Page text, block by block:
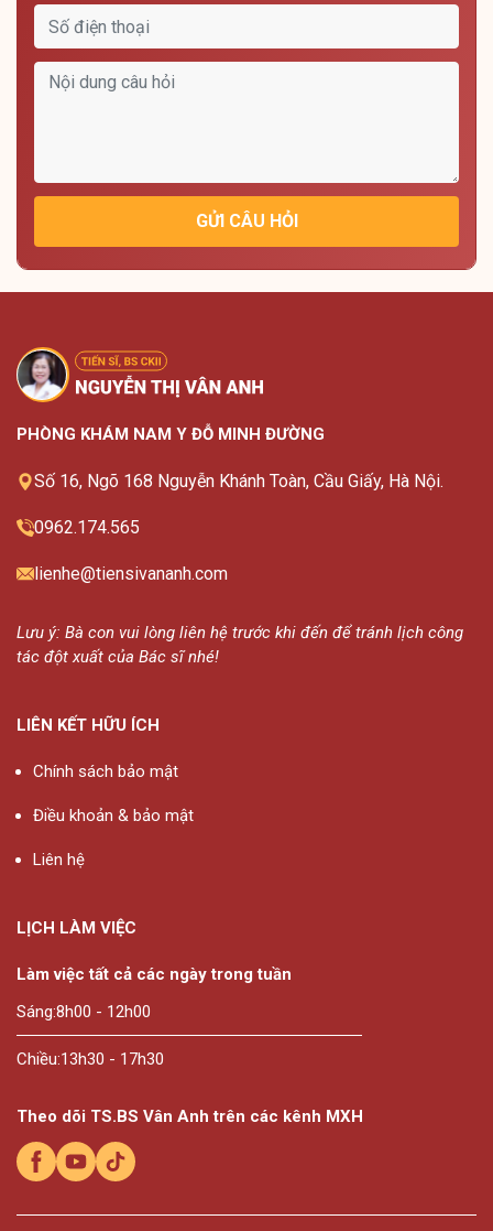
GỬI CÂU HỎI
PHÒNG KHÁM NAM Y ĐỖ MINH ĐƯỜNG
Số 16, Ngõ 168 Nguyễn Khánh Toàn, Cầu Giấy, Hà Nội.
0962.174.565
lienhe@tiensivananh.com
Lưu ý: Bà con vui lòng liên hệ trước khi đến để tránh lịch công
tác đột xuất của Bác sĩ nhé!
LIÊN KẾT HỮU ÍCH
Chính sách bảo mật
Điều khoản & bảo mật
Liên hệ
LỊCH LÀM VIỆC
Làm việc tất cả các ngày trong tuần
Sáng:8h00 - 12h00
Chiều:13h30 - 17h30
Theo dõi TS.BS Vân Anh trên các kênh MXH